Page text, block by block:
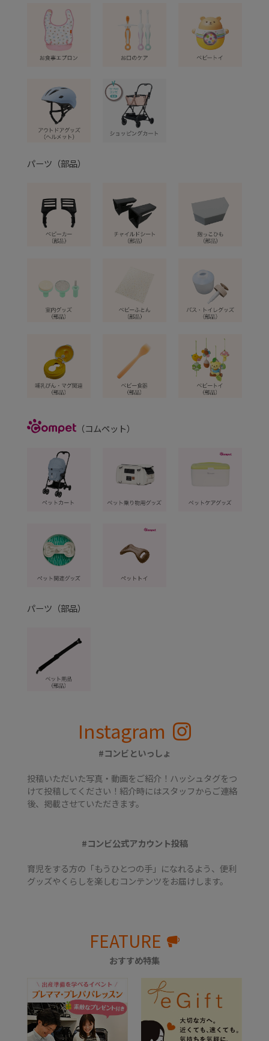
パーツ（部品）
Compet
（コムペット）
パーツ（部品）
Instagram
#コンビといっしょ
投稿いただいた写真・動画をご紹介！ハッシュタグをつ
けて投稿してください！紹介時にはスタッフからご連絡
後、掲載させていただきます。
#コンビ公式アカウント投稿
育児をする方の「もうひとつの手」になれるよう、便利
グッズやくらしを楽しむコンテンツをお届けします。
FEATURE
おすすめ特集